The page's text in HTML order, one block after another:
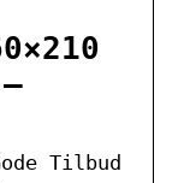
Tilbud